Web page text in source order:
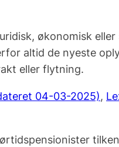
økonomisk
altid de nyeste
eller flytning.
04-03-2025),